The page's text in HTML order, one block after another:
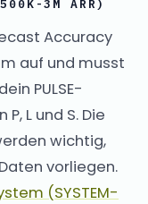
3M ARR)
Accuracy
auf und musst
PULSE-
L und S. Die
wichtig,
vorliegen.
(SYSTEM-